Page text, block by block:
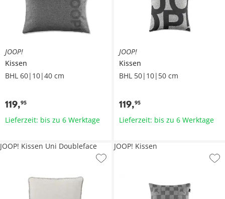
JOOP!
Kissen
BHL 60|10|40 cm
119,95
Lieferzeit: bis zu 6 Werktage
JOOP!
Kissen
BHL 50|10|50 cm
119,95
Lieferzeit: bis zu 6 Werktage
JOOP! Kissen Uni Doubleface JOOP! Kissen